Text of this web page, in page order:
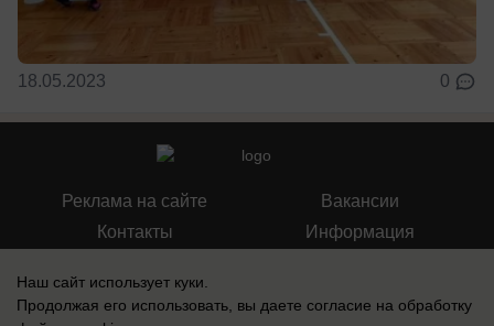
18.05.2023 0
Реклама на сайте
Контакты
Вакансии
Информация
Наш сайт использует куки.
Продолжая его использовать, вы даете согласие на обработку